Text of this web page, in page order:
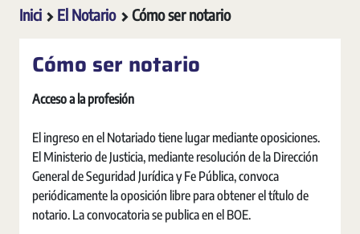
Inici El Notario Cómo ser notario
Cómo ser notario
Acceso a la profesión
El ingreso en el Notariado tiene lugar mediante oposiciones.
El Ministerio de Justicia, mediante resolución de la Dirección
General de Seguridad Jurídica y Fe Pública, convoca
periódicamente la oposición libre para obtener el título de
notario. La convocatoria se publica en el BOE.